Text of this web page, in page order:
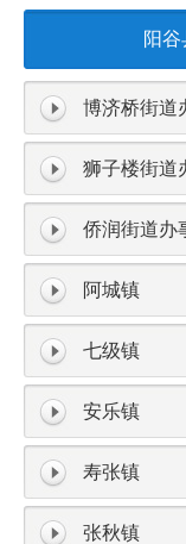
阳谷
博济桥街道
狮子楼街道
侨润街道办
阿城镇
七级镇
安乐镇
寿张镇
张秋镇